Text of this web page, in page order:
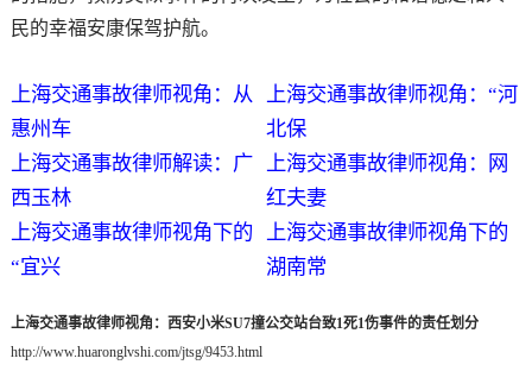
民的幸福安康保驾护航。
上海交通事故律师视角：从
惠州车
上海交通事故律师视角：“河
北保
上海交通事故律师解读：广
西玉林
上海交通事故律师视角：网
红夫妻
上海交通事故律师视角下的
“宜兴
上海交通事故律师视角下的
湖南常
上海交通事故律师视角：西安小米SU7撞公交站台致1死1伤事件的责任划分
http://www.huaronglvshi.com/jtsg/9453.html